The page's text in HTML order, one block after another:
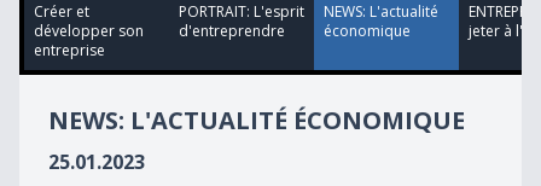
39
minutes,
56
seconds
Créer et
développer son
entreprise
PORTRAIT: L'esprit
d'entreprendre
NEWS: L'actualité
économique
jeter à
NEWS: L'ACTUALITÉ ÉCONOMIQUE
25.01.2023